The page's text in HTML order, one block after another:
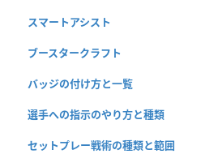
スマートアシスト
ブースタークラフト
バッジの付け方と一覧
選手への指示のやり方と種類
セットプレー戦術の種類と範囲